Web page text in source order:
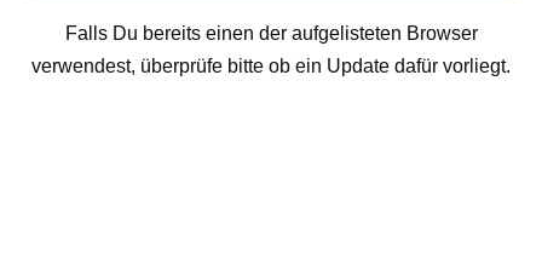
Falls Du bereits einen der aufgelisteten Browser
verwendest, überprüfe bitte ob ein Update dafür vorliegt.